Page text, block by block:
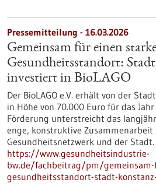
Pressemitteilung - 16.03.2026
Gemeinsam für einen
Gesundheitsstandort:
investiert in BioLAGO
Der BioLAGO e.V. erhält von der
in Höhe von 70.000 Euro für das
Förderung unterstreicht das
enge, konstruktive Zusammenarbeit
Gesundheitsnetzwerk und der Stadt.
https://www.gesundheitsindustrie-
bw.de/fachbeitrag/pm/gemeinsam-
gesundheitsstandort-stadt-